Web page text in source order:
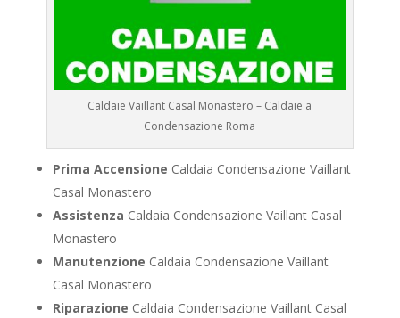
Caldaie Vaillant Casal Monastero – Caldaie a
Condensazione Roma
Prima Accensione Caldaia Condensazione Vaillant
Casal Monastero
Assistenza Caldaia Condensazione Vaillant Casal
Monastero
Manutenzione Caldaia Condensazione Vaillant
Casal Monastero
Riparazione Caldaia Condensazione Vaillant Casal